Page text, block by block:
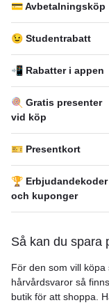
💳 Avbetalningsköp
😉 Studentrabatt
📲 Rabatter i appen
🍭 Gratis presenter
vid köp
🎫 Presentkort
🏆 Erbjudandekoder
och kuponger
Så kan du spara
För den som vill
hårvårdsvaror så
butik för att shoppa.